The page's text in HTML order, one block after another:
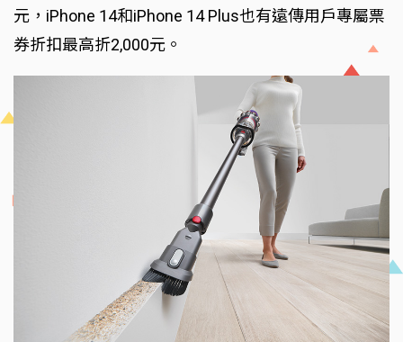
元，iPhone 14和iPhone 14 Plus也有遠傳用戶專屬票
券折扣最高折2,000元。